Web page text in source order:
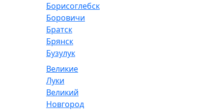
Борисоглебск
Боровичи
Братск
Брянск
Бузулук
Великие
Луки
Великий
Новгород